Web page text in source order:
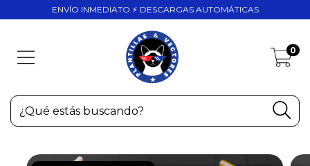
ENVÍO INMEDIATO ⚡ DESCARGAS AUTOMÁTICAS
0